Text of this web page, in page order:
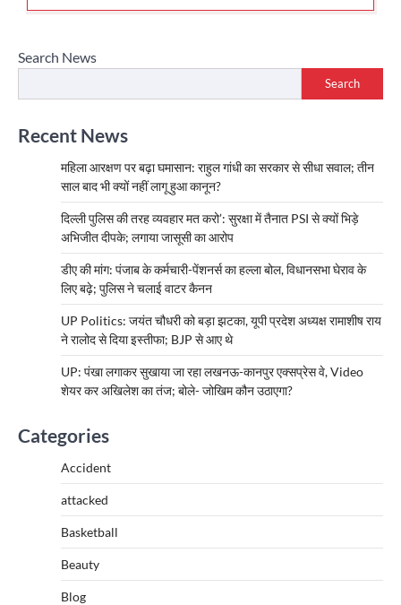
Search News
Search
Recent News
महिला आरक्षण पर बढ़ा घमासान: राहुल गांधी का सरकार से सीधा सवाल; तीन
साल बाद भी क्यों नहीं लागू हुआ कानून?
दिल्ली पुलिस की तरह व्यवहार मत करो’: सुरक्षा में तैनात PSI से क्यों भिड़े
अभिजीत दीपके; लगाया जासूसी का आरोप
डीए की मांग: पंजाब के कर्मचारी-पेंशनर्स का हल्ला बोल, विधानसभा घेराव के
लिए बढ़े; पुलिस ने चलाई वाटर कैनन
UP Politics: जयंत चौधरी को बड़ा झटका, यूपी प्रदेश अध्यक्ष रामाशीष राय
ने रालोद से दिया इस्तीफा; BJP से आए थे
UP: पंखा लगाकर सुखाया जा रहा लखनऊ-कानपुर एक्सप्रेस वे, Video
शेयर कर अखिलेश का तंज; बोले- जोखिम कौन उठाएगा?
Categories
Accident
attacked
Basketball
Beauty
Blog